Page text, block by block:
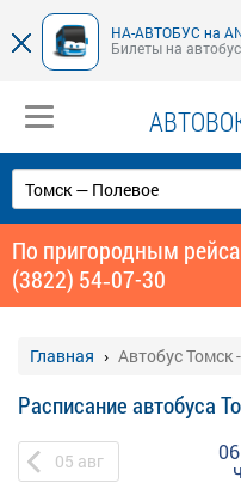
НА-АВТОБУС на
Билеты на
По пригородным
(3822) 54‑07-30
Главная Автобус Томск
Расписание автобуса
05 авг